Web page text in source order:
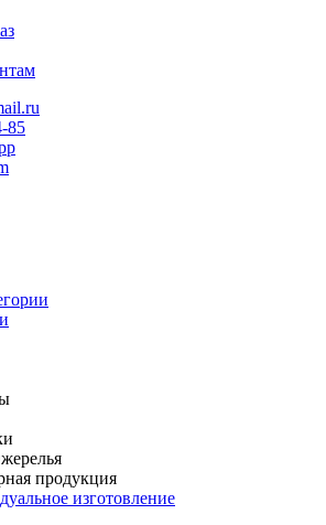
85
продукция
изготовление